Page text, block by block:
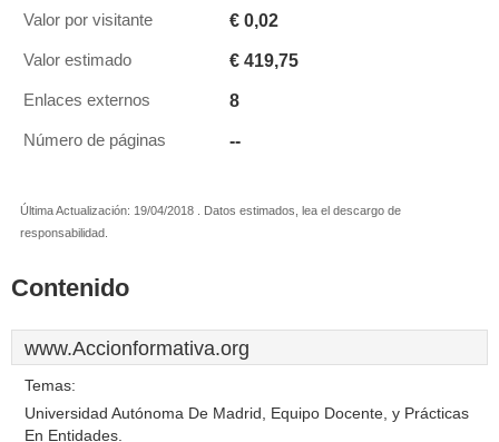
Valor por visitante € 0,02
Valor estimado € 419,75
Enlaces externos 8
Número de páginas --
Última Actualización: 19/04/2018 . Datos estimados, lea el descargo de
responsabilidad.
Contenido
www.Accionformativa.org
Temas:
Universidad Autónoma De Madrid, Equipo Docente, y Prácticas
En Entidades.